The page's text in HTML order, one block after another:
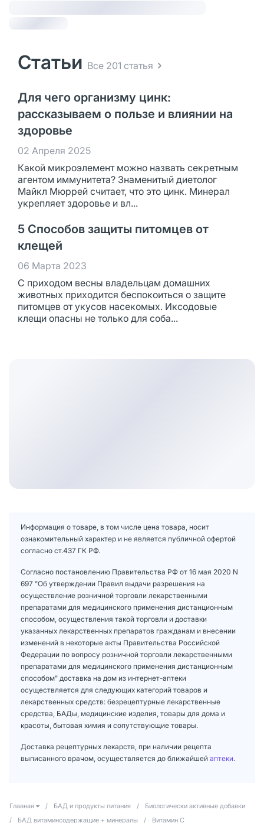
Статьи Все 201 статья
Для чего организму цинк:
рассказываем о пользе и влиянии на
здоровье
02 Апреля 2025
Какой микроэлемент можно назвать секретным
агентом иммунитета? Знаменитый диетолог
Майкл Мюррей считает, что это цинк. Минерал
укрепляет здоровье и вл...
5 Способов защиты питомцев от
клещей
06 Марта 2023
С приходом весны владельцам домашних
животных приходится беспокоиться о защите
питомцев от укусов насекомых. Иксодовые
клещи опасны не только для соба...
Информация о товаре, в том числе цена товара, носит
ознакомительный характер и не является публичной офертой
согласно ст.437 ГК РФ.
Согласно постановлению Правительства РФ от 16 мая 2020 N
697 "Об утверждении Правил выдачи разрешения на
осуществление розничной торговли лекарственными
препаратами для медицинского применения дистанционным
способом, осуществления такой торговли и доставки
указанных лекарственных препаратов гражданам и внесении
изменений в некоторые акты Правительства Российской
Федерации по вопросу розничной торговли лекарственными
препаратами для медицинского применения дистанционным
способом" доставка на дом из интернет-аптеки
осуществляется для следующих категорий товаров и
лекарственных средств: безрецептурные лекарственные
средства, БАДы, медицинские изделия, товары для дома и
красоты, бытовая химия и сопутствующие товары.
Доставка рецептурных лекарств, при наличии рецепта
выписанного врачом, осуществляется до ближайшей аптеки.
Главная / БАД и продукты питания /
Биологически активные добавки
/
БАД витаминсодержащие + минералы / Витамин С